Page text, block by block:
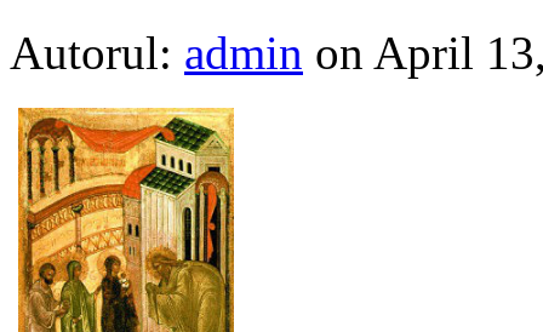
Autorul: admin on April